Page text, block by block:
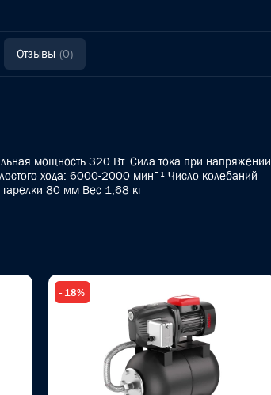
Отзывы (0)
мощность 320 Вт. Сила тока при напряжении
хода: 6000-2000 минˉ¹ Число колебаний
80 мм Вес 1,68 кг
- 18%